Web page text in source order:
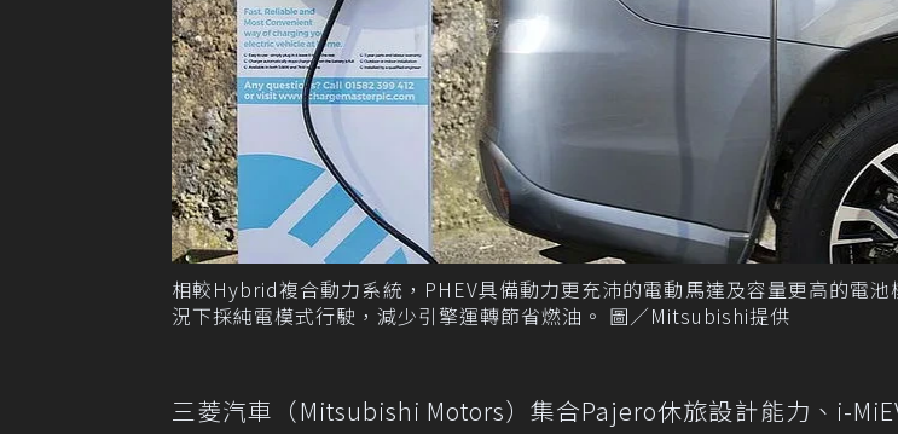
相較Hybrid複合動力系統，PHEV具備動力更充沛的電動馬達及容量更高的電
況下採純電模式行駛，減少引擎運轉節省燃油。 圖／Mitsubishi提供
三菱汽車（Mitsubishi Motors）集合Pajero休旅設計能力、i-